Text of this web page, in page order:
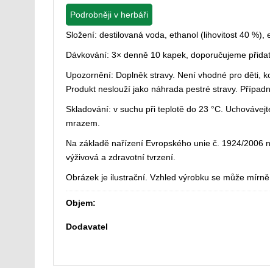
Podrobněji v herbáři
Složení: destilovaná voda, ethanol (lihovitost 40 %),
Dávkování: 3× denně 10 kapek, doporučujeme
Upozornění: Doplněk stravy. Není vhodné pro děti,
Produkt neslouží jako náhrada pestré stravy.
Skladování: v suchu při teplotě do 23 °C.
mrazem.
Na základě nařízení Evropského unie č. 1924/2006
výživová a zdravotní tvrzení.
Obrázek je ilustrační. Vzhled výrobku se může
Objem:
Dodavatel